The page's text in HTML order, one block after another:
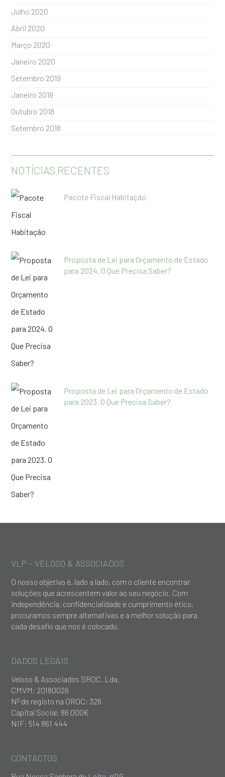
Julho 2020
Abril 2020
Março 2020
Janeiro 2020
Setembro 2019
Janeiro 2019
Outubro 2018
Setembro 2018
NOTÍCIAS RECENTES
Pacote Fiscal Habitação
Proposta de Lei para Orçamento de Estado
para 2024. O Que Precisa Saber?
Proposta de Lei para Orçamento de Estado
para 2023. O Que Precisa Saber?
VLP – VELOSO & ASSOCIADOS
O nosso objetivo é, lado a lado, com o cliente encontrar
soluções que acrescentem valor ao seu negócio. Com
independência, confidencialidade e cumprimento ético,
procuramos sempre alternativas e a melhor solução para
cada desafio que nos é colocado.
DADOS LEGAIS
Veloso & Associados SROC, Lda.
CMVM: 20180026
Nº de registo na OROC: 326
Capital Social: 86 000€
NIF: 514 861 444
CONTACTOS